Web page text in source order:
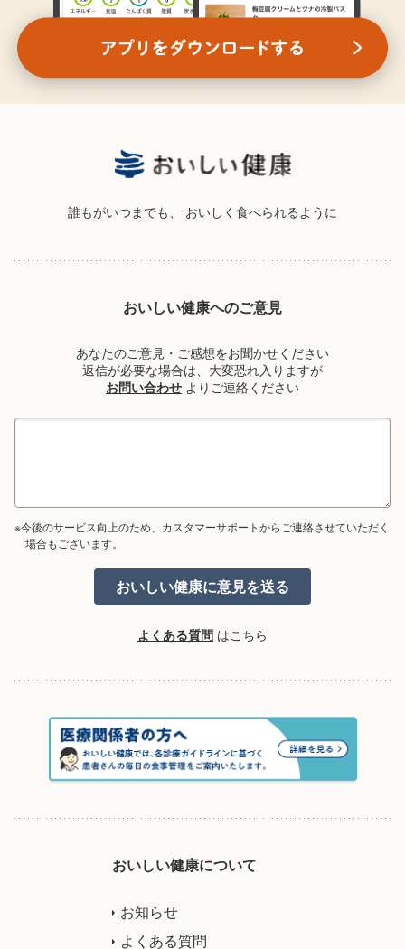
誰もがいつまでも、 おいしく食べられるように
おいしい健康へのご意見
あなたのご意見・ご感想をお聞かせください
返信が必要な場合は、大変恐れ入りますが
お問い合わせ よりご連絡ください
※今後のサービス向上のため、カスタマーサポートからご連絡させていただく
場合もございます。
よくある質問 はこちら
おいしい健康について
お知らせ
よくある質問